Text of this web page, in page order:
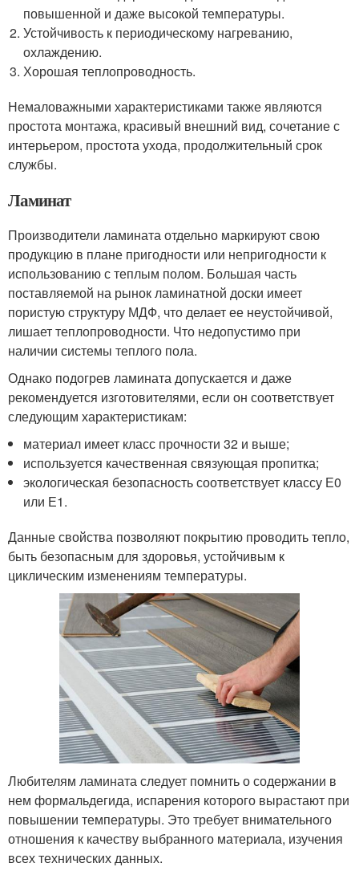
повышенной и даже высокой температуры.
Устойчивость к периодическому нагреванию,
охлаждению.
Хорошая теплопроводность.
Немаловажными характеристиками также являются
простота монтажа, красивый внешний вид, сочетание с
интерьером, простота ухода, продолжительный срок
службы.
Ламинат
Производители ламината отдельно маркируют свою
продукцию в плане пригодности или непригодности к
использованию с теплым полом. Большая часть
поставляемой на рынок ламинатной доски имеет
пористую структуру МДФ, что делает ее неустойчивой,
лишает теплопроводности. Что недопустимо при
наличии системы теплого пола.
Однако подогрев ламината допускается и даже
рекомендуется изготовителями, если он соответствует
следующим характеристикам:
материал имеет класс прочности 32 и выше;
используется качественная связующая пропитка;
экологическая безопасность соответствует классу Е0
или Е1.
Данные свойства позволяют покрытию проводить тепло,
быть безопасным для здоровья, устойчивым к
циклическим изменениям температуры.
Любителям ламината следует помнить о содержании в
нем формальдегида, испарения которого вырастают при
повышении температуры. Это требует внимательного
отношения к качеству выбранного материала, изучения
всех технических данных.